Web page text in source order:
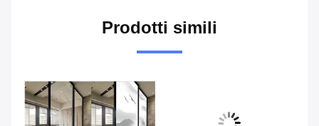
Prodotti simili